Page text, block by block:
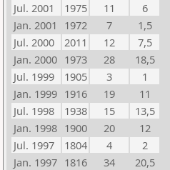
Jul. 2001
1975 11
6
Jan. 2001
1972 7
1,5
Jul. 2000
2011 12
7,5
Jan. 2000 1973 28
18,5
Jul. 1999
1905 3
1
Jan. 1999 1916 19
11
Jul. 1998
1938 15
13,5
Jan. 1998 1900 20
12
Jul. 1997
1804 4
2
Jan. 1997 1816 34
20,5